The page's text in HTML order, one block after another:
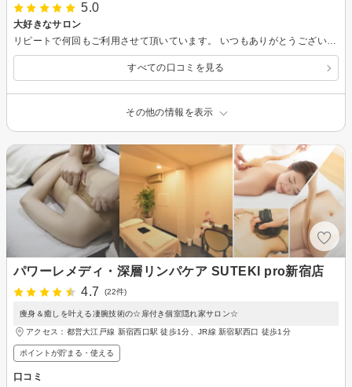
5.0
大好きなサロン
リピートで何回もご利用させて頂いています。 いつもありがとうございます♪ 痛みに敏感な私ですが、ここの小顔矯正は全く痛くなく楽しく通えています。 いろいろなコースがあるサロンですが小顔矯正を集中的にやってもらってます。断然効果があるのが丸分かりです。 マスクをつけないでも自信をもって仕事や街中を歩くことができてコンプレックスだった顔の大きさがいつのまにかそんなことすら忘れてる自分がいます！先生はいつも優しくせっしてくださいり、安心して通いやすいのも助かります。 これからもお世話になる大好きなサロンのうちの１つです。
すべての口コミを見る
その他の情報を表示
パワーレメディ・深層リンパケア SUTEKI pro新宿店
4.7
(22件)
痩身＆癒しを叶える凄腕技術の☆扉付き個室隠れ家サロン☆
アクセス：都営大江戸線 新宿西口駅 徒歩1分、JR線 新宿駅西口 徒歩1分
ポイントが貯まる・使える
口コミ